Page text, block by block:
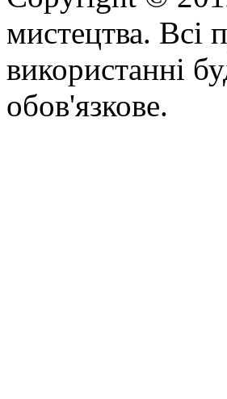
мистецтва. Всі
використанні
обов'язкове.